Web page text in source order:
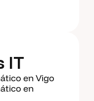
IT
en Vigo
en